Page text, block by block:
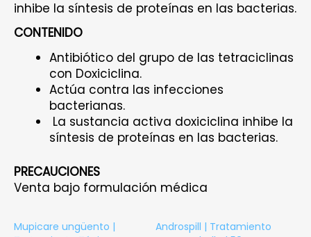
inhibe la síntesis de proteínas en las bacterias.
CONTENIDO
Antibiótico del grupo de las tetraciclinas
con Doxiciclina.
Actúa contra las infecciones
bacterianas.
La sustancia activa doxiciclina inhibe la
síntesis de proteínas en las bacterias.
PRECAUCIONES
Venta bajo formulación médica
Mupicare ungüento |
Androspill | Tratamiento